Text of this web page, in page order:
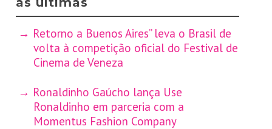
Retorno a Buenos Aires” leva o Brasil de
volta à competição oficial do Festival de
Cinema de Veneza
Ronaldinho Gaúcho lança Use
Ronaldinho em parceria com a
Momentus Fashion Company